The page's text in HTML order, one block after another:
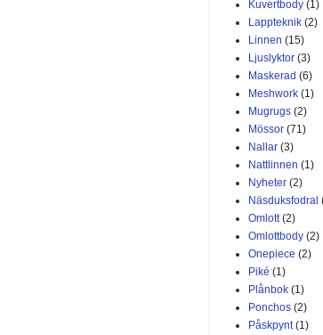
Kuvertbody (1)
Lappteknik (2)
Linnen (15)
Ljuslyktor (3)
Maskerad (6)
Meshwork (1)
Mugrugs (2)
Mössor (71)
Nallar (3)
Nattlinnen (1)
Nyheter (2)
Näsduksfodral
Omlott (2)
Omlottbody (2)
Onepiece (2)
Piké (1)
Plånbok (1)
Ponchos (2)
Påskpynt (1)